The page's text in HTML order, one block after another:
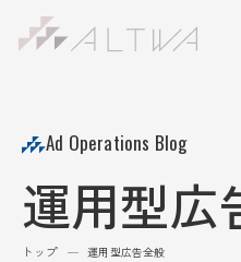
Ad Operations Blog
運用型広
トップ — 運用型広告全般